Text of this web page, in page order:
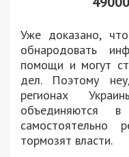
Уже доказано,
обнародовать
помощи и могут
дел. Поэтому
регионах
объединяются
тормозят власти.